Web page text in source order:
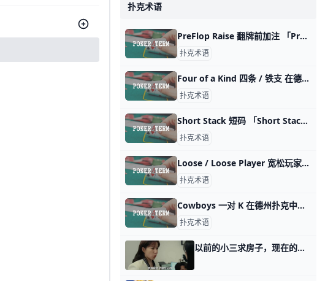
扑克术语
PreFlop Raise 翻牌前加注 「PreFlop Raise」可以翻译成「翻牌前加注」，是德州扑克中的一种标准动作，指的是在发出底牌但在翻牌、转牌和河牌之前的回合中提高下注的
扑克术语
Four of a Kind 四条 / 铁支 在德州扑克中，「Four of a Kind」的中文意思是「四条」、「铁支」。这是一种牌型，指的是手牌中有四张相同点数的牌。在德州扑克中，「Four
扑克术语
Short Stack 短码 「Short Stack」在德州扑克术语中指的是一位在赌桌上拥有相对较少筹码的玩家。这个术语通常用来描述在牌局中筹码最少的参与者。简单来说，「
扑克术语
Loose / Loose Player 宽松玩家 在德州扑克中，「Loose」指的是一种较为宽松的牌局风格。这种玩家倾向于以较宽的手牌范围参与下注和跟注。他们可能会玩较弱的手牌，甚至是不太有
扑克术语
Cowboys 一对 K 在德州扑克中，「Cowboys」是指一对 K 的手牌，也被称为「Kings」。这是一手非常强大的牌，通常比对手的手牌更好，可以帮助玩家获得胜利。
扑克术语
以前的小三求房子，现在的小三求工作 那天我讲五个影响你一辈子的思维误区时，有读者留言说： 他意识到探树不如探路，然后巴拉巴拉讲了很多他的情况。 我觉得就你描述的这些情况而言，对你来